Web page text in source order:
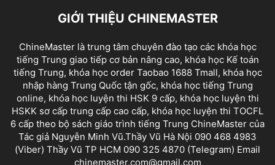
GIỚI THIỆU CHINEMASTER
ChineMaster là trung tâm chuyên đào tạo các khóa học
tiếng Trung giao tiếp cơ bản nâng cao, khóa học Kế toán
tiếng Trung, khóa học order Taobao 1688 Tmall, khóa học
nhập hàng Trung Quốc tận gốc, khóa học tiếng Trung
online, khóa học luyện thi HSK 9 cấp, khóa học luyện thi
HSKK sơ cấp trung cấp cao cấp, khóa học luyện thi TOCFL
6 cấp theo bộ sách giáo trình tiếng Trung ChineMaster của
Tác giả Nguyễn Minh Vũ.Thầy Vũ Hà Nội 090 468 4983
(Viber) Thầy Vũ TP HCM 090 325 4870 (Telegram) Email
chinemaster.com@gmail.com